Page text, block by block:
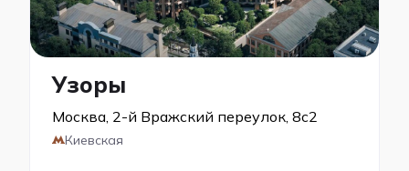
Узоры
Москва, 2-й Вражский переулок, 8с2
Киевская